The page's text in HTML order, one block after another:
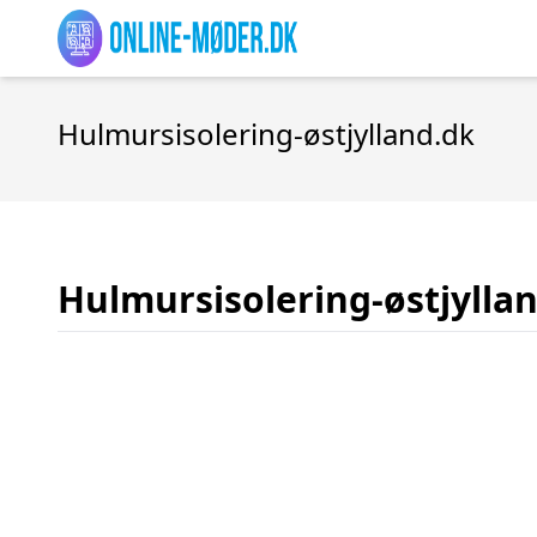
Hulmursisolering-østjylland.dk
Hulmursisolering-